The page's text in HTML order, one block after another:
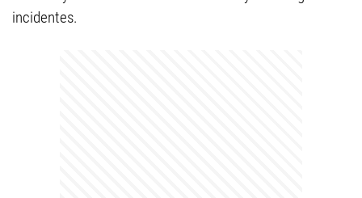
incidentes.